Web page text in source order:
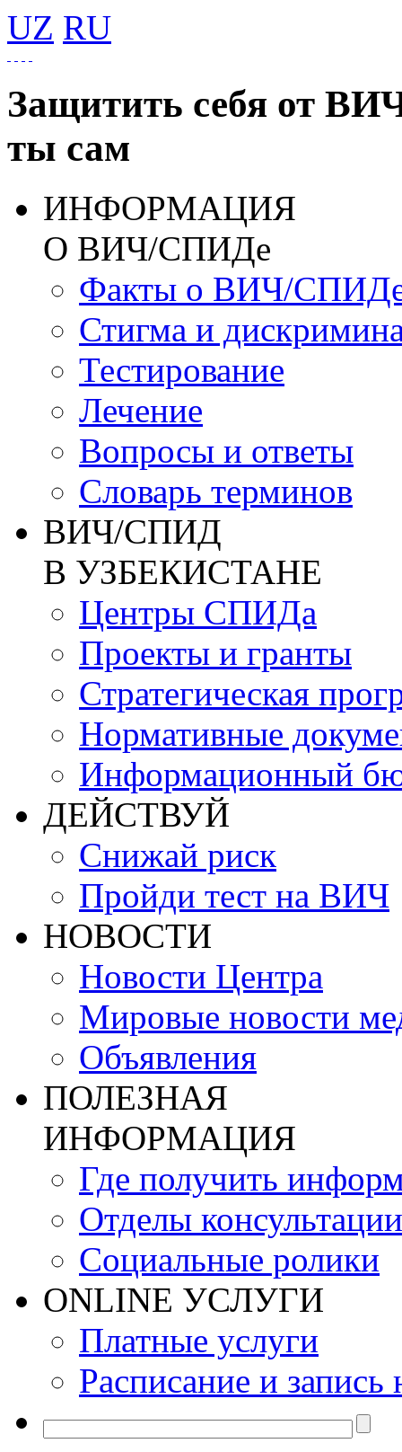
UZ RU
Защитить себя от
ты сам
ИНФОРМАЦИЯ
О ВИЧ/СПИДе
Факты о ВИЧ/
Стигма и
Тестирование
Лечение
Вопросы и ответы
Словарь терминов
ВИЧ/СПИД
В УЗБЕКИСТАНЕ
Центры СПИДа
Проекты и гранты
Стратегическая
Нормативные
Информационный
ДЕЙСТВУЙ
Снижай риск
Пройди тест на ВИЧ
НОВОСТИ
Новости Центра
Мировые новости
Объявления
ПОЛЕЗНАЯ
ИНФОРМАЦИЯ
Где получить
Отделы консультации
Социальные ролики
ONLINE УСЛУГИ
Платные услуги
Расписание и запись